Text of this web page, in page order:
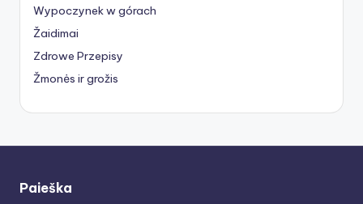
Wypoczynek w górach
Žaidimai
Zdrowe Przepisy
Žmonės ir grožis
Paieška